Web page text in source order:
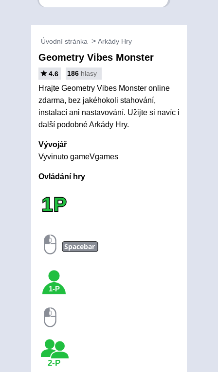
Úvodní stránka Arkády Hry
Geometry Vibes Monster
4.6 186 hlasy
Hrajte Geometry Vibes Monster online
zdarma, bez jakéhokoli stahování,
instalací ani nastavování. Užijte si navíc i
další podobné Arkády Hry.
Vývojář
Vyvinuto gameVgames
Ovládání hry
1P
Spacebar
1-P
2-P